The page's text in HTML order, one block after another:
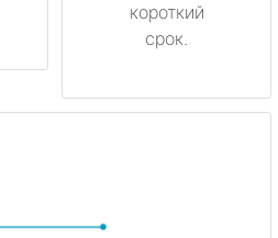
короткий
срок.